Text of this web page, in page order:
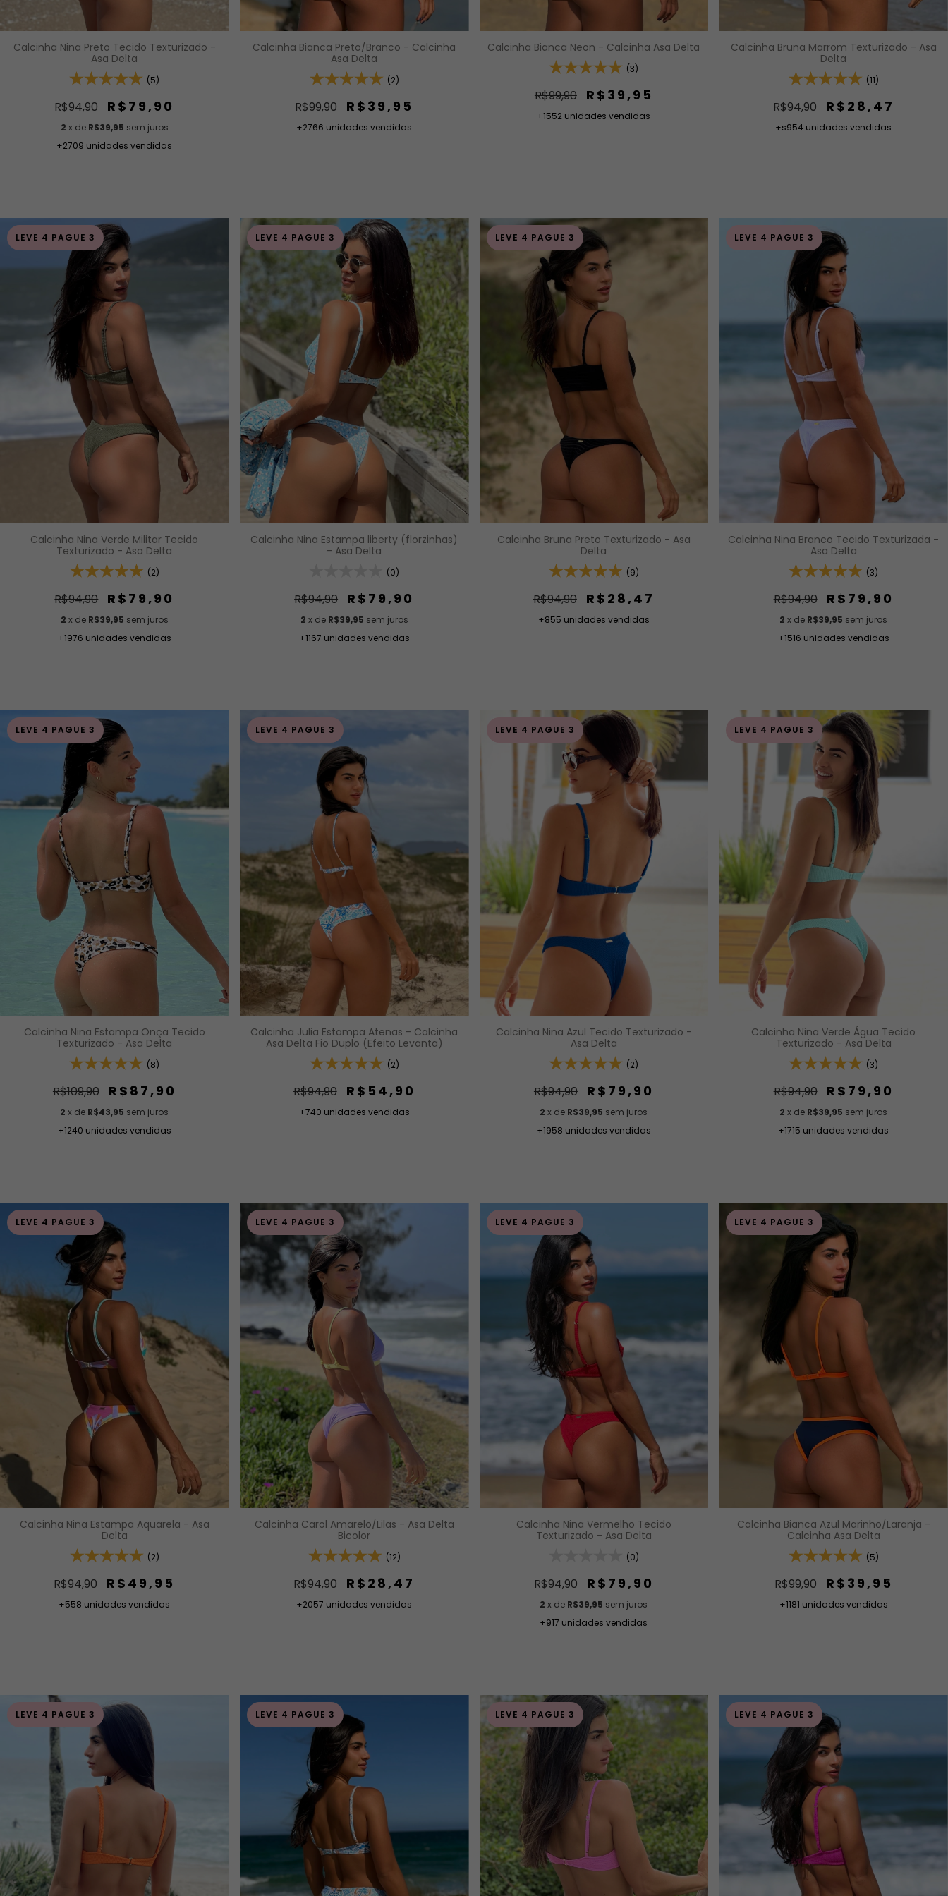
Calcinha Nina Preto Tecido Texturizado -
Asa Delta
(5)
R$94,90 R$79,90
2 x de R$39,95 sem juros
+2709 unidades vendidas
Calcinha Bianca Preto/Branco - Calcinha
Asa Delta
(2)
R$99,90 R$39,95
+2766 unidades vendidas
Calcinha Bianca Neon - Calcinha Asa Delta
(3)
R$99,90 R$39,95
+1552 unidades vendidas
Calcinha Bruna Marrom Texturizado - Asa
Delta
(11)
R$94,90 R$28,47
+s954 unidades vendidas
LEVE 4 PAGUE 3
Calcinha Nina Verde Militar Tecido
Texturizado - Asa Delta
(2)
R$94,90 R$79,90
2 x de R$39,95 sem juros
+1976 unidades vendidas
LEVE 4 PAGUE 3
Calcinha Nina Estampa liberty (florzinhas)
- Asa Delta
(0)
R$94,90 R$79,90
2 x de R$39,95 sem juros
+1167 unidades vendidas
LEVE 4 PAGUE 3
Calcinha Bruna Preto Texturizado - Asa
Delta
(9)
R$94,90 R$28,47
+855 unidades vendidas
LEVE 4 PAGUE 3
Calcinha Nina Branco Tecido Texturizada -
Asa Delta
(3)
R$94,90 R$79,90
2 x de R$39,95 sem juros
+1516 unidades vendidas
LEVE 4 PAGUE 3
Calcinha Nina Estampa Onça Tecido
Texturizado - Asa Delta
(8)
R$109,90 R$87,90
2 x de R$43,95 sem juros
+1240 unidades vendidas
LEVE 4 PAGUE 3
Calcinha Julia Estampa Atenas - Calcinha
Asa Delta Fio Duplo (Efeito Levanta)
(2)
R$94,90 R$54,90
+740 unidades vendidas
LEVE 4 PAGUE 3
Calcinha Nina Azul Tecido Texturizado -
Asa Delta
(2)
R$94,90 R$79,90
2 x de R$39,95 sem juros
+1958 unidades vendidas
LEVE 4 PAGUE 3
Calcinha Nina Verde Água Tecido
Texturizado - Asa Delta
(3)
R$94,90 R$79,90
2 x de R$39,95 sem juros
+1715 unidades vendidas
LEVE 4 PAGUE 3
Calcinha Nina Estampa Aquarela - Asa
Delta
(2)
R$94,90 R$49,95
+558 unidades vendidas
LEVE 4 PAGUE 3
Calcinha Carol Amarelo/Lilas - Asa Delta
Bicolor
(12)
R$94,90 R$28,47
+2057 unidades vendidas
LEVE 4 PAGUE 3
Calcinha Nina Vermelho Tecido
Texturizado - Asa Delta
(0)
R$94,90 R$79,90
2 x de R$39,95 sem juros
+917 unidades vendidas
LEVE 4 PAGUE 3
Calcinha Bianca Azul Marinho/Laranja -
Calcinha Asa Delta
(5)
R$99,90 R$39,95
+1181 unidades vendidas
LEVE 4 PAGUE 3 LEVE 4 PAGUE 3 LEVE 4 PAGUE 3 LEVE 4 PAGUE 3